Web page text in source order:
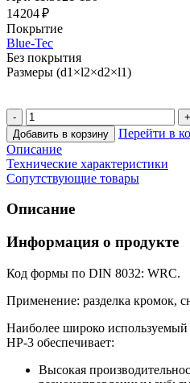
14 204 ₽
Покрытие
Blue-Tec
Без покрытия
Размеры (d1×l2×d2×l1)
Добавить в корзину
Перейти в
Описание
Технические характеристики
Сопутствующие товары
Описание
Информация о продукте
Код формы по DIN 8032: WRC.
Применение: разделка кромок,
Наиболее широко
HP-3 обеспечивает:
Высокая